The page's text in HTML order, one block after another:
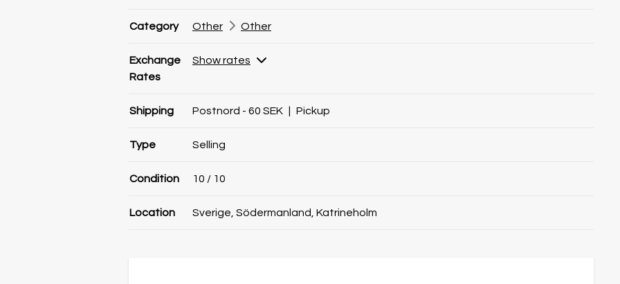
Category Other Other
Exchange
Rates
Show rates
Shipping Postnord - 60 SEK Pickup
Type Selling
Condition 10 / 10
Location Sverige, Södermanland, Katrineholm